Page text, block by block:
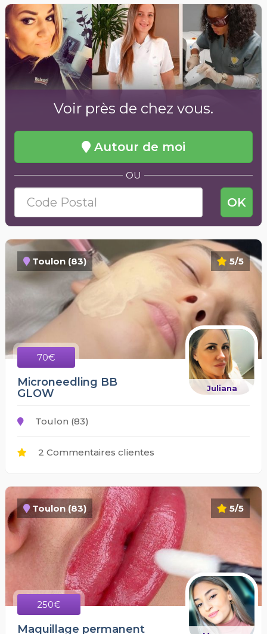
Voir près de chez vous.
Autour de moi
OU
OK
5/5
Toulon (83)
70€
Juliana
Microneedling BB
GLOW
Toulon (83)
2 Commentaires clientes
5/5
Toulon (83)
250€
Maquillage permanent